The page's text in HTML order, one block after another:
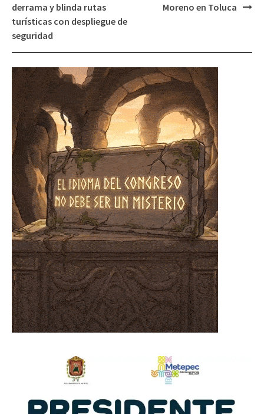
derrama y blinda rutas
turísticas con despliegue de
seguridad
Moreno en Toluca